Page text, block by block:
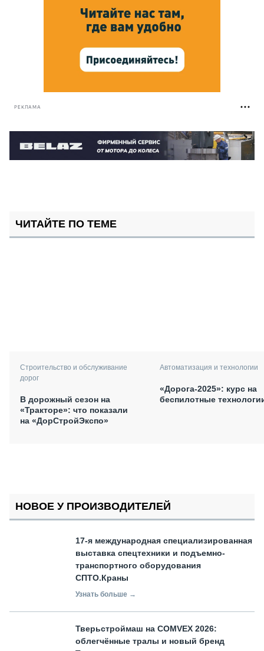
РЕКЛАМА
ЧИТАЙТЕ ПО ТЕМЕ
Строительство и обслуживание
дорог
В дорожный сезон на
«Тракторе»: что показали
на «ДорСтройЭкспо»
Автоматизация и технологии
«Дорога-2025»: курс на
беспилотные
НОВОЕ У ПРОИЗВОДИТЕЛЕЙ
17-я международная специализированная
выставка спецтехники и подъемно-
транспортного оборудования
СПТО.Краны
Узнать больше →
Тверьстроймаш на COMVEX 2026:
облегчённые тралы и новый бренд